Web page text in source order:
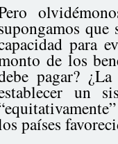
para
de los
pagar?
un
países